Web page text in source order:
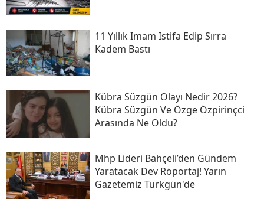
11 Yıllık Imam Istifa Edip Sırra
Kadem Bastı
Kübra Süzgün Olayı Nedir 2026?
Kübra Süzgün Ve Özge Özpirinçci
Arasında Ne Oldu?
Mhp Lideri Bahçeli’den Gündem
Yaratacak Dev Röportaj! Yarın
Gazetemiz Türkgün'de